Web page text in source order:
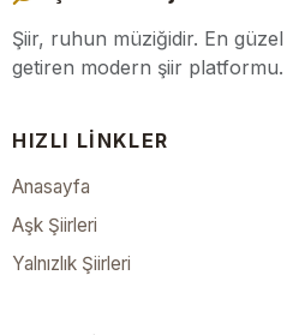
Şiir, ruhun müziğidir. En
getiren modern şiir platformu.
HIZLI LINKLER
Anasayfa
Aşk Şiirleri
Yalnızlık Şiirleri